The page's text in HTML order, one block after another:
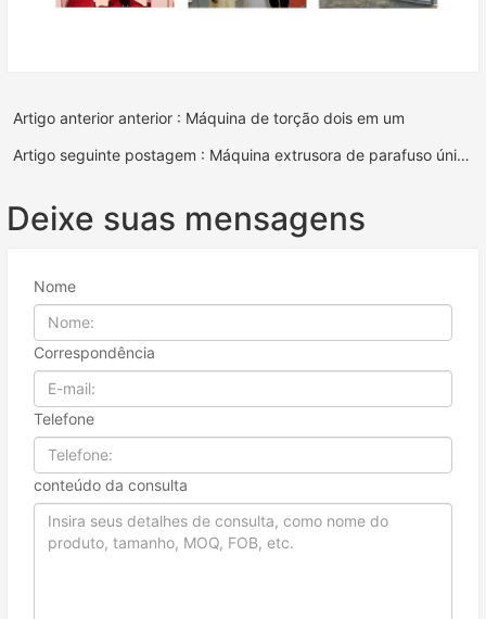
Artigo anterior anterior : Máquina de torção dois em um
Artigo seguinte postagem : Máquina extrusora de parafuso único de plástico duplo
Deixe suas mensagens
Nome
Correspondência
Telefone
conteúdo da consulta